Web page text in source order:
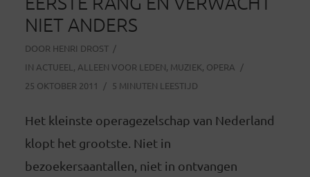
NIET ANDERS
DOOR HENRI DROST
IN ACTUEEL , ALLEEN VOOR LEDEN, MUZIEK, OPERA
25 OKTOBER 2011
5 MINUTEN LEESTIJD
Het kleinste operagezelschap van Nederland
klopt het grootste. Niet in
bezoekersaantallen, niet in ontvangen